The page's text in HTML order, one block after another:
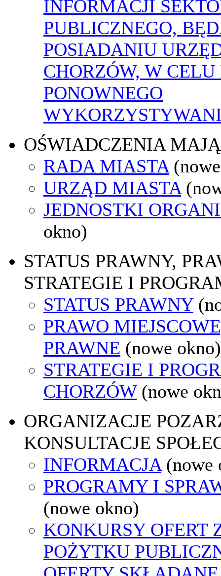
INFORMACJI
PUBLICZNEGO,
POSIADANIU
CHORZÓW, W
PONOWNEGO
OŚWIADCZENIA
RADA MIASTA
URZĄD MIASTA
JEDNOSTKI
okno)
STATUS PRAWNY,
STRATEGIE I
STATUS PRAWNY
PRAWO
PRAWNE (nowe okno)
STRATEGIE I
CHORZÓW (nowe
ORGANIZACJE
KONSULTACJE
INFORMACJA (nowe
PROGRAMY I
(nowe okno)
KONKURSY OFERT
POŻYTKU